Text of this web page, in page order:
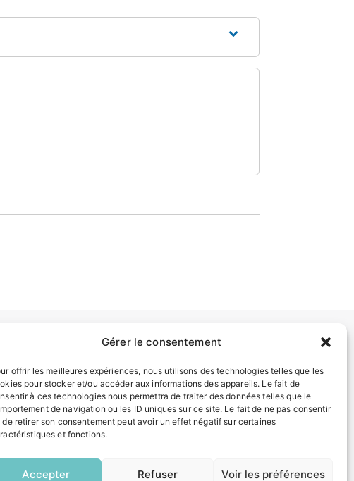
Gérer le consentement
offrir les meilleures expériences, nous utilisons des technologies telles que les
pour stocker et/ou accéder aux informations des appareils. Le fait de
à ces technologies nous permettra de traiter des données telles que le
de navigation ou les ID uniques sur ce site. Le fait de ne pas consentir
de retirer son consentement peut avoir un effet négatif sur certaines
et fonctions.
Accepter Refuser Voir les préférences
Mentions légales
Politique de confidentialité
Plan du site